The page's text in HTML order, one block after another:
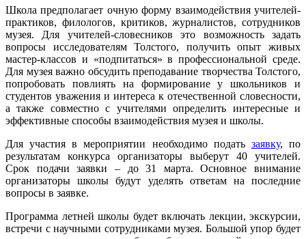
Школа предполагает очную форму взаимодействия учителей-
практиков, филологов, критиков, журналистов, сотрудников
музея. Для учителей-словесников это возможность задать
вопросы исследователям Толстого, получить опыт живых
мастер-классов и «подпитаться» в профессиональной среде.
Для музея важно обсудить преподавание творчества Толстого,
попробовать повлиять на формирование у школьников и
студентов уважения и интереса к отечественной словесности,
а также совместно с учителями определить интересные и
эффективные способы взаимодействия музея и школы.
Для участия в мероприятии необходимо подать заявку, по
результатам конкурса организаторы выберут 40 учителей.
Срок подачи заявки – до 31 марта. Основное внимание
организаторы школы будут уделять ответам на последние
вопросы в заявке.
Программа летней школы будет включать лекции, экскурсии,
встречи с научными сотрудниками музея. Большой упор будет